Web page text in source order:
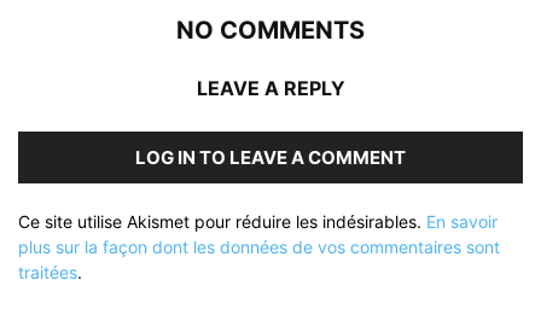
NO COMMENTS
LEAVE A REPLY
LOG IN TO LEAVE A COMMENT
Ce site utilise Akismet pour réduire les indésirables. En savoir
plus sur la façon dont les données de vos commentaires sont
traitées.